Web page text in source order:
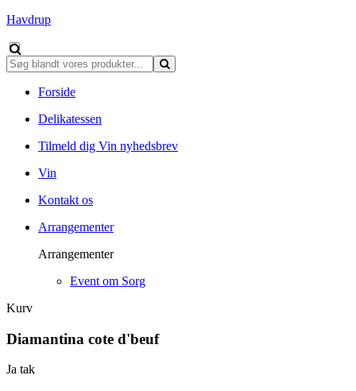
Havdrup
Forside
Delikatessen
Tilmeld dig Vin nyhedsbrev
Vin
Kontakt os
Arrangementer
Arrangementer
Event om Sorg
Kurv
Diamantina cote d'beuf
Ja tak